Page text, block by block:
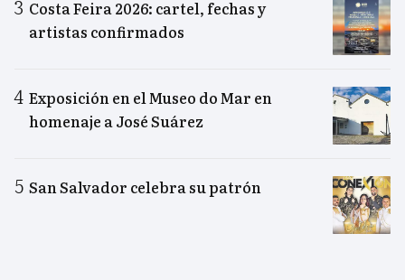
Costa Feira 2026: cartel, fechas y
artistas confirmados
Exposición en el Museo do Mar en
homenaje a José Suárez
San Salvador celebra su patrón